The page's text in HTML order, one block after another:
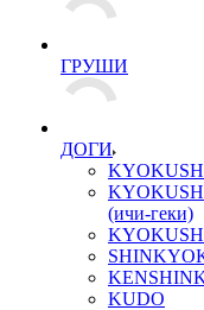
ГРУШИ
ДОГИ
(ичи-геки)
KUDO